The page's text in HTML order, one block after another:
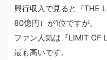
興行収入で見ると『THE
80億円）が1位ですが、
ファン人気は『LIMIT OF
最も高いです。